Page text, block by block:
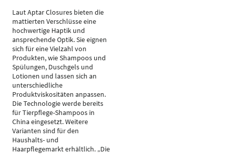
Laut Aptar Closures bieten die
mattierten Verschlüsse eine
hochwertige Haptik und
ansprechende Optik. Sie eignen
sich für eine Vielzahl von
Produkten, wie Shampoos und
Spülungen, Duschgels und
Lotionen und lassen sich an
unterschiedliche
Produktviskositäten anpassen.
Die Technologie werde bereits
für Tierpflege-Shampoos in
China eingesetzt. Weitere
Varianten sind für den
Haushalts- und
Haarpflegemarkt erhältlich. „Die